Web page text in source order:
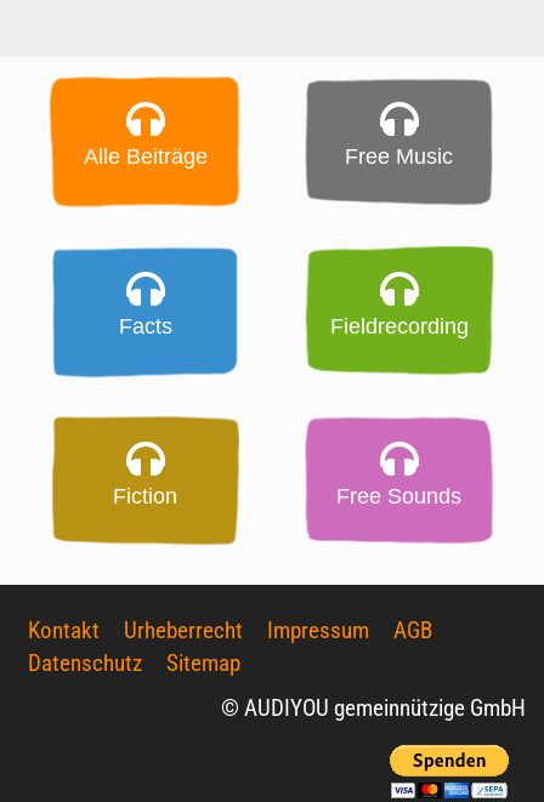
Alle Beiträge Free Music
Facts Fieldrecording
Fiction Free Sounds
Kontakt Urheberrecht Impressum
AGB
Datenschutz
Sitemap
© AUDIYOU gemeinnützige GmbH